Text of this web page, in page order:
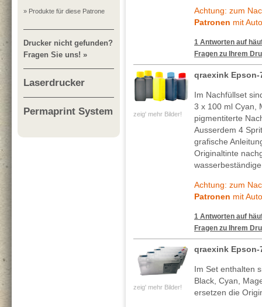
» Produkte für diese Patrone
Drucker nicht gefunden?
Fragen Sie uns! »
Laserdrucker
Permaprint System
Achtung: zum
Patronen mit
1 Antworten auf
Fragen zu Ihrem
zeig' mehr Bilder!
qraexink Epson-
Im Nachfüllset
3 x 100 ml Cyan,
pigmentiterte
Ausserdem 4
grafische
Originaltinte
Achtung: zum
Patronen mit
1 Antworten auf
Fragen zu Ihrem
zeig' mehr Bilder!
qraexink Epson-
Im Set enthalten
Black, Cyan,
ersetzen die